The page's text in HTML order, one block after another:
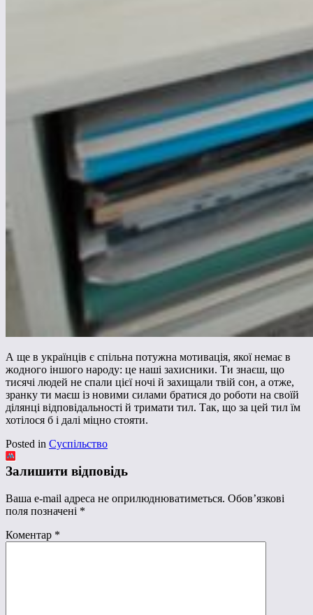
А ще в українців є спільна потужна мотивація, якої немає в
жодного іншого народу: це наші захисники. Ти знаєш, що
тисячі людей не спали цієї ночі й захищали твій сон, а отже,
зранку ти маєш із новими силами братися до роботи на своїй
ділянці відповідальності й тримати тил. Так, що за цей тил їм
хотілося б і далі міцно стояти.
Posted in Суспільство
Залишити відповідь
Ваша e-mail адреса не оприлюднюватиметься. Обов’язкові
поля позначені *
Коментар *